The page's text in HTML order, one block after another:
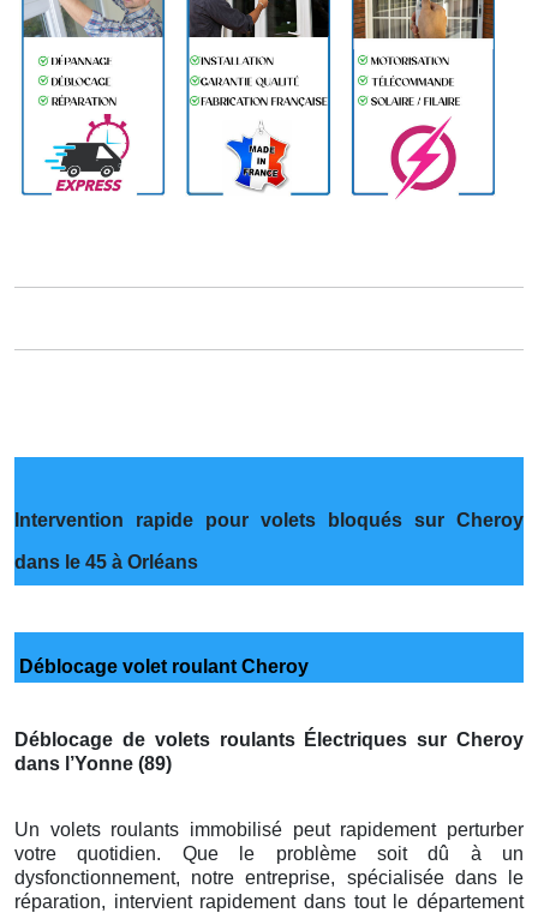
Intervention rapide pour volets bloqués sur Cheroy
dans le 45 à Orléans
Déblocage volet roulant Cheroy
Déblocage de volets roulants Électriques sur Cheroy
dans l’Yonne (89)
Un volets roulants immobilisé peut rapidement perturber
votre quotidien. Que le problème soit dû à un
dysfonctionnement, notre entreprise, spécialisée dans le
réparation, intervient rapidement dans tout le département